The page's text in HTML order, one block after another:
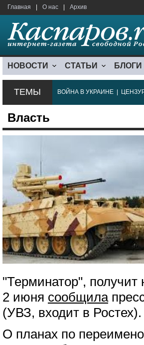
Главная О нас Архив
НОВОСТИ СТАТЬИ БЛОГИ
ТЕМЫ ВОЙНА В УКРАИНЕ
Власть
"Терминатор",
2 июня сообщила
(УВЗ, входит в Ростех).
О планах по